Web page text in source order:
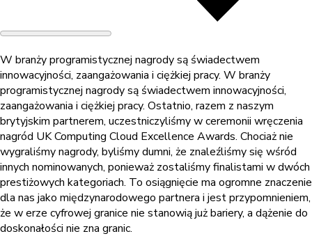
W branży programistycznej nagrody są świadectwem
innowacyjności, zaangażowania i ciężkiej pracy. W branży
programistycznej nagrody są świadectwem innowacyjności,
zaangażowania i ciężkiej pracy. Ostatnio, razem z naszym
brytyjskim partnerem, uczestniczyliśmy w ceremonii wręczenia
nagród UK Computing Cloud Excellence Awards. Chociaż nie
wygraliśmy nagrody, byliśmy dumni, że znaleźliśmy się wśród
innych nominowanych, ponieważ zostaliśmy finalistami w dwóch
prestiżowych kategoriach. To osiągnięcie ma ogromne znaczenie
dla nas jako międzynarodowego partnera i jest przypomnieniem,
że w erze cyfrowej granice nie stanowią już bariery, a dążenie do
doskonałości nie zna granic.